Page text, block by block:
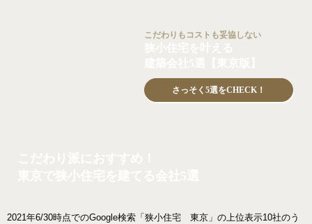
こだわりもコストも妥協しない
さっそく5選をCHECK！
2021年6/30時点でのGoogle検索「狭小住宅 東京」の上位表示10社のう